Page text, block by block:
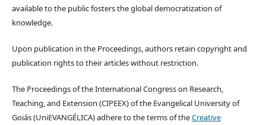
available to the public fosters the global democratization of
knowledge.
Upon publication in the Proceedings, authors retain copyright and
publication rights to their articles without restriction.
The Proceedings of the International Congress on Research,
Teaching, and Extension (CIPEEX) of the Evangelical University of
Goiás (UniEVANGÉLICA) adhere to the terms of theCreative